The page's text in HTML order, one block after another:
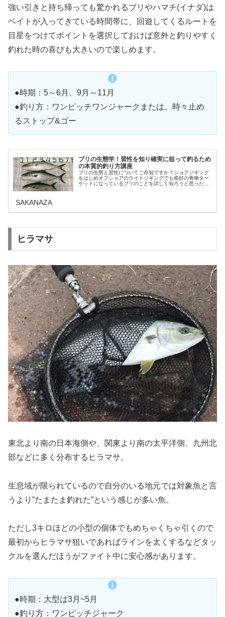
強い引きと持ち帰っても驚かれるブリやハマチ(イナダ)は
ベイトが入ってきている時間帯に、回遊してくるルートを
目星をつけてポイントを選択しておけば意外と釣りやすく
釣れた時の喜びも大きいので楽しめます。
●時期：5～6月、9月～11月
●釣り方：ワンピッチワンジャークまたは、時々止め
るストップ&ゴー
ブリの生態学！習性を知り確実に狙って釣るため
の本質的釣り方講座
ブリの生態と習性についてご存知ですか？ショアジギング
をはじめオフショアのライトジギングでも格好の青物ター
ゲットになっているブリのことを詳しく知ろうと思ったこ
SAKANAZA
ヒラマサ
東北より南の日本海側や、関東より南の太平洋側、九州北
部などに多く分布するヒラマサ。
生息域が限られているので自分のいる地元では対象魚と言
うより”たまたま釣れた”という感じが多い魚。
ただし3キロほどの小型の個体でもめちゃくちゃ引くので
最初からヒラマサ狙いであればラインを太くするなどタッ
クルを選んだほうがファイト中に安心感があります。
●時期：大型は3月~5月
●釣り方：ワンピッチジャーク